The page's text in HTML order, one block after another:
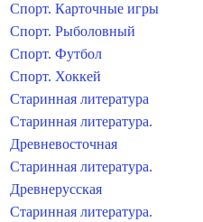
Спорт. Карточные игры
Спорт. Рыболовный
Спорт. Футбол
Спорт. Хоккей
Старинная литература
Старинная литература.
Древневосточная
Старинная литература.
Древнерусская
Старинная литература.